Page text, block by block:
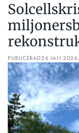
PUBLICERAD26 JAN